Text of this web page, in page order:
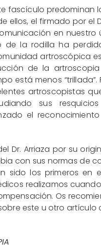
fascículo
ellos, el firmado por el
en
la rodilla ha
artroscópica
de la
está menos
artroscopistas
sus
el
Dr. Arriaza por su
con sus normas de
sido los primeros en
realizamos
Os
este u otro artículo